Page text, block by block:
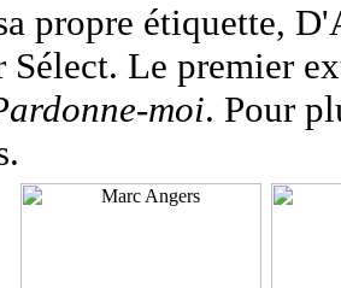
propre étiquette,
Sélect. Le premier
moi. Pour